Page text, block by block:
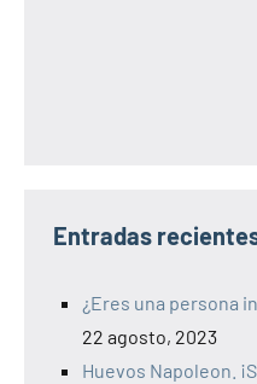
Entradas
¿Eres una persona
22 agosto, 2023
Huevos Napoleon.